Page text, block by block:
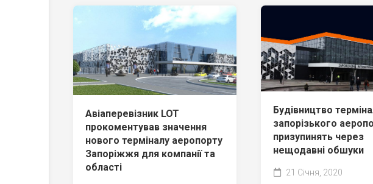
Авіаперевізник LOT
прокоментував значення
нового терміналу аеропорту
Запоріжжя для компанії та
області
Будівництво
запорізького
призупинять через
нещодавні обшуки
21 Січня, 2020